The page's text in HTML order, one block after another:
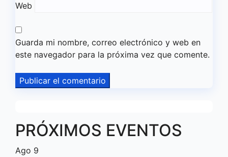
Web
Guarda mi nombre, correo electrónico y web en
este navegador para la próxima vez que comente.
PRÓXIMOS EVENTOS
Ago 9